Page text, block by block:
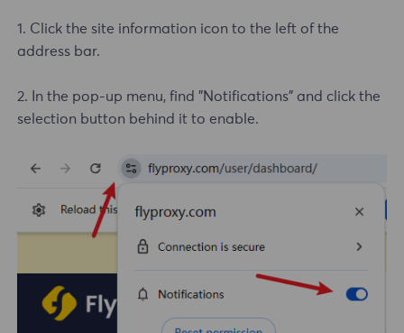
1. Click the site information icon to the left of the
address bar.
2. In the pop-up menu, find "Notifications" and click the
selection button behind it to enable.